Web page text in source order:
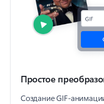
Простое
Создание GIF-